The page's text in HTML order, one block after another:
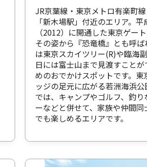
JR京葉線・東京メトロ有楽町
「新木場駅」付近のエリア。平
（2012）に開通した東京ゲー
その姿から『恐竜橋』とも呼
は東京スカイツリー(R)や臨海
日には富士山まで見渡すこと
めのおでかけスポットです。東
ッジの足元に広がる若洲海浜
では、キャンプやゴルフ、釣り
ーなどと併せて、家族や仲間
でも楽しめるエリアです。